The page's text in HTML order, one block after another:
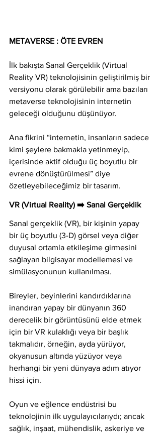
METAVERSE : ÖTE EVREN
İlk bakışta Sanal Gerçeklik (Virtual
Reality VR) teknolojisinin geliştirilmiş bir
versiyonu olarak görülebilir ama bazıları
metaverse teknolojisinin internetin
geleceği olduğunu düşünüyor.
Ana fikrini “internetin, insanların sadece
kimi şeylere bakmakla yetinmeyip,
içerisinde aktif olduğu üç boyutlu bir
evrene dönüştürülmesi” diye
özetleyebileceğimiz bir tasarım.
VR (Virtual Reality) ➡️ Sanal Gerçeklik
Sanal gerçeklik (VR), bir kişinin yapay
bir üç boyutlu (3-D) görsel veya diğer
duyusal ortamla etkileşime girmesini
sağlayan bilgisayar modellemesi ve
simülasyonunun kullanılması.
Bireyler, beyinlerini kandırdıklarına
inandıran yapay bir dünyanın 360
derecelik bir görüntüsünü elde etmek
için bir VR kulaklığı veya bir başlık
takmalıdır, örneğin, ayda yürüyor,
okyanusun altında yüzüyor veya
herhangi bir yeni dünyaya adım atıyor
hissi için.
Oyun ve eğlence endüstrisi bu
teknolojinin ilk uygulayıcılarıydı; ancak
sağlık, inşaat, mühendislik, askeriye ve